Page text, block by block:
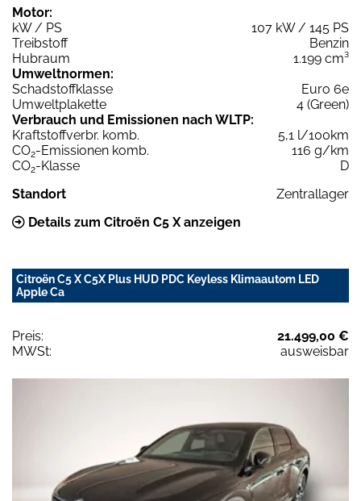
Motor:
kW / PS
107 kW / 145 PS
Treibstoff
Benzin
Hubraum
1.199 cm³
Umweltnormen:
Schadstoffklasse
Euro 6e
Umweltplakette
4 (Green)
Verbrauch und Emissionen nach WLTP:
Kraftstoffverbr. komb.
5,1 l/100km
CO2-Emissionen komb.
116 g/km
CO2-Klasse
D
Standort
Zentrallager
Details zum Citroën C5 X anzeigen
Citroën C5 X C5X Plus HUD PDC Keyless Klimaautom LED
Apple Ca
Preis:
21.499,00 €
MWSt:
ausweisbar